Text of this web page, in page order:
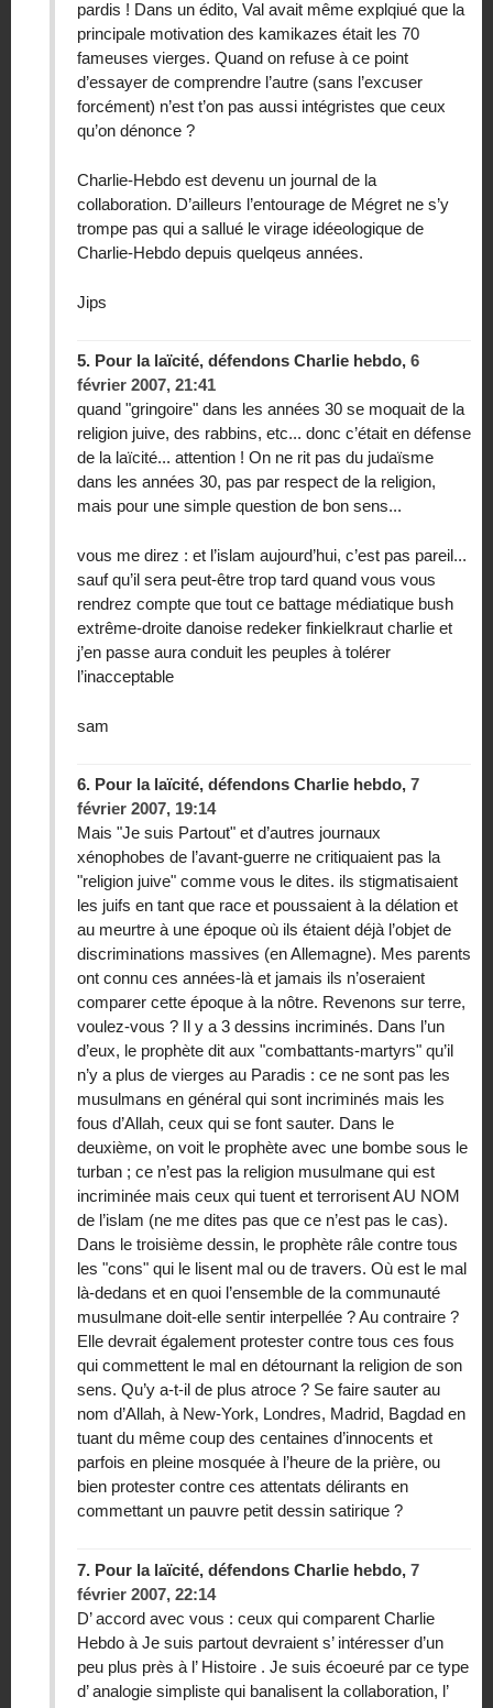
pardis ! Dans un édito, Val avait même explqiué que la
principale motivation des kamikazes était les 70
fameuses vierges. Quand on refuse à ce point
d’essayer de comprendre l’autre (sans l’excuser
forcément) n’est t’on pas aussi intégristes que ceux
qu’on dénonce ?
Charlie-Hebdo est devenu un journal de la
collaboration. D’ailleurs l’entourage de Mégret ne s’y
trompe pas qui a sallué le virage idéeologique de
Charlie-Hebdo depuis quelqeus années.
Jips
5. Pour la laïcité, défendons Charlie hebdo, 6
février 2007, 21:41
quand "gringoire" dans les années 30 se moquait de la
religion juive, des rabbins, etc... donc c’était en défense
de la laïcité... attention ! On ne rit pas du judaïsme
dans les années 30, pas par respect de la religion,
mais pour une simple question de bon sens...
vous me direz : et l’islam aujourd’hui, c’est pas pareil...
sauf qu’il sera peut-être trop tard quand vous vous
rendrez compte que tout ce battage médiatique bush
extrême-droite danoise redeker finkielkraut charlie et
j’en passe aura conduit les peuples à tolérer
l’inacceptable
sam
6. Pour la laïcité, défendons Charlie hebdo, 7
février 2007, 19:14
Mais "Je suis Partout" et d’autres journaux
xénophobes de l’avant-guerre ne critiquaient pas la
"religion juive" comme vous le dites. ils stigmatisaient
les juifs en tant que race et poussaient à la délation et
au meurtre à une époque où ils étaient déjà l’objet de
discriminations massives (en Allemagne). Mes parents
ont connu ces années-là et jamais ils n’oseraient
comparer cette époque à la nôtre. Revenons sur terre,
voulez-vous ? Il y a 3 dessins incriminés. Dans l’un
d’eux, le prophète dit aux "combattants-martyrs" qu’il
n’y a plus de vierges au Paradis : ce ne sont pas les
musulmans en général qui sont incriminés mais les
fous d’Allah, ceux qui se font sauter. Dans le
deuxième, on voit le prophète avec une bombe sous le
turban ; ce n’est pas la religion musulmane qui est
incriminée mais ceux qui tuent et terrorisent AU NOM
de l’islam (ne me dites pas que ce n’est pas le cas).
Dans le troisième dessin, le prophète râle contre tous
les "cons" qui le lisent mal ou de travers. Où est le mal
là-dedans et en quoi l’ensemble de la communauté
musulmane doit-elle sentir interpellée ? Au contraire ?
Elle devrait également protester contre tous ces fous
qui commettent le mal en détournant la religion de son
sens. Qu’y a-t-il de plus atroce ? Se faire sauter au
nom d’Allah, à New-York, Londres, Madrid, Bagdad en
tuant du même coup des centaines d’innocents et
parfois en pleine mosquée à l’heure de la prière, ou
bien protester contre ces attentats délirants en
commettant un pauvre petit dessin satirique ?
7. Pour la laïcité, défendons Charlie hebdo, 7
février 2007, 22:14
D’ accord avec vous : ceux qui comparent Charlie
Hebdo à Je suis partout devraient s’ intéresser d’un
peu plus près à l’ Histoire . Je suis écoeuré par ce type
d’ analogie simpliste qui banalisent la collaboration, l’